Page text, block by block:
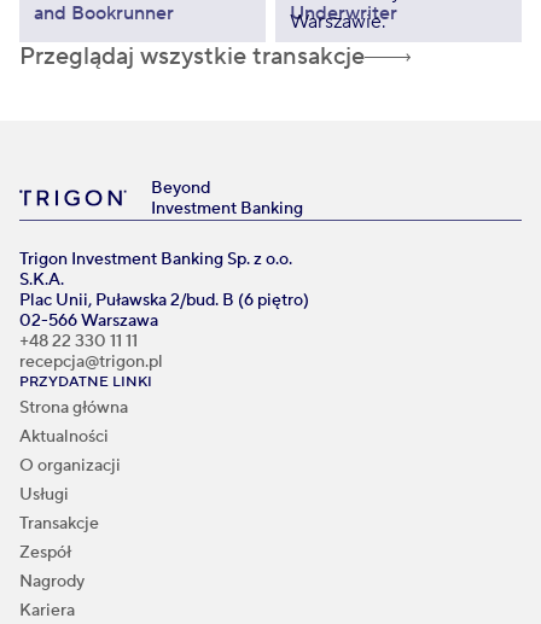
and Bookrunner
Underwriter
Przeglądaj wszystkie transakcje
Beyond
Investment Banking
Trigon Investment Banking Sp. z o.o.
S.K.A.
Plac Unii, Puławska 2/bud. B (6 piętro)
02-566 Warszawa
+48 22 330 11 11
recepcja@trigon.pl
PRZYDATNE LINKI
Strona główna
Aktualności
O organizacji
Usługi
Transakcje
Zespół
Nagrody
Kariera